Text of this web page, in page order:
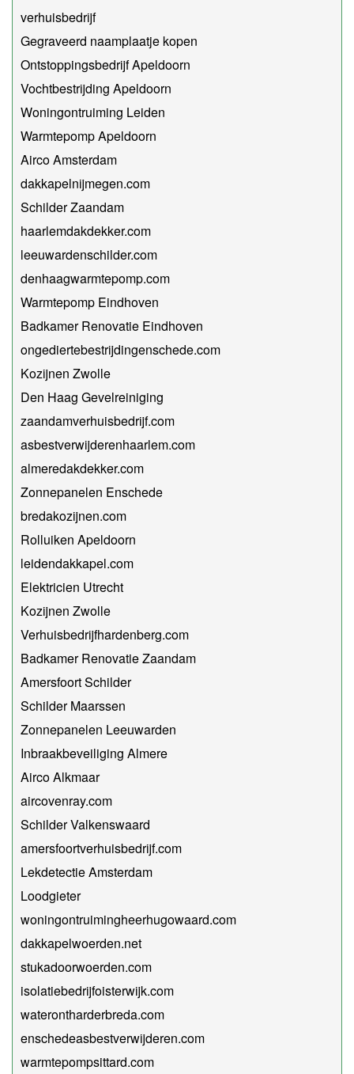
verhuisbedrijf
Gegraveerd naamplaatje kopen
Ontstoppingsbedrijf Apeldoorn
Vochtbestrijding Apeldoorn
Woningontruiming Leiden
Warmtepomp Apeldoorn
Airco Amsterdam
dakkapelnijmegen.com
Schilder Zaandam
haarlemdakdekker.com
leeuwardenschilder.com
denhaagwarmtepomp.com
Warmtepomp Eindhoven
Badkamer Renovatie Eindhoven
ongediertebestrijdingenschede.com
Kozijnen Zwolle
Den Haag Gevelreiniging
zaandamverhuisbedrijf.com
asbestverwijderenhaarlem.com
almeredakdekker.com
Zonnepanelen Enschede
bredakozijnen.com
Rolluiken Apeldoorn
leidendakkapel.com
Elektricien Utrecht
Kozijnen Zwolle
Verhuisbedrijfhardenberg.com
Badkamer Renovatie Zaandam
Amersfoort Schilder
Schilder Maarssen
Zonnepanelen Leeuwarden
Inbraakbeveiliging Almere
Airco Alkmaar
aircovenray.com
Schilder Valkenswaard
amersfoortverhuisbedrijf.com
Lekdetectie Amsterdam
Loodgieter
woningontruimingheerhugowaard.com
dakkapelwoerden.net
stukadoorwoerden.com
isolatiebedrijfoisterwijk.com
waterontharderbreda.com
enschedeasbestverwijderen.com
warmtepompsittard.com